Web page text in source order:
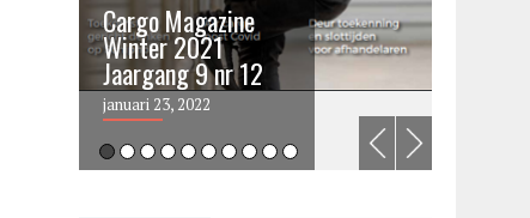
Cargo Magazine
Winter 2021
Jaargang 9 nr 12
januari 23, 2022